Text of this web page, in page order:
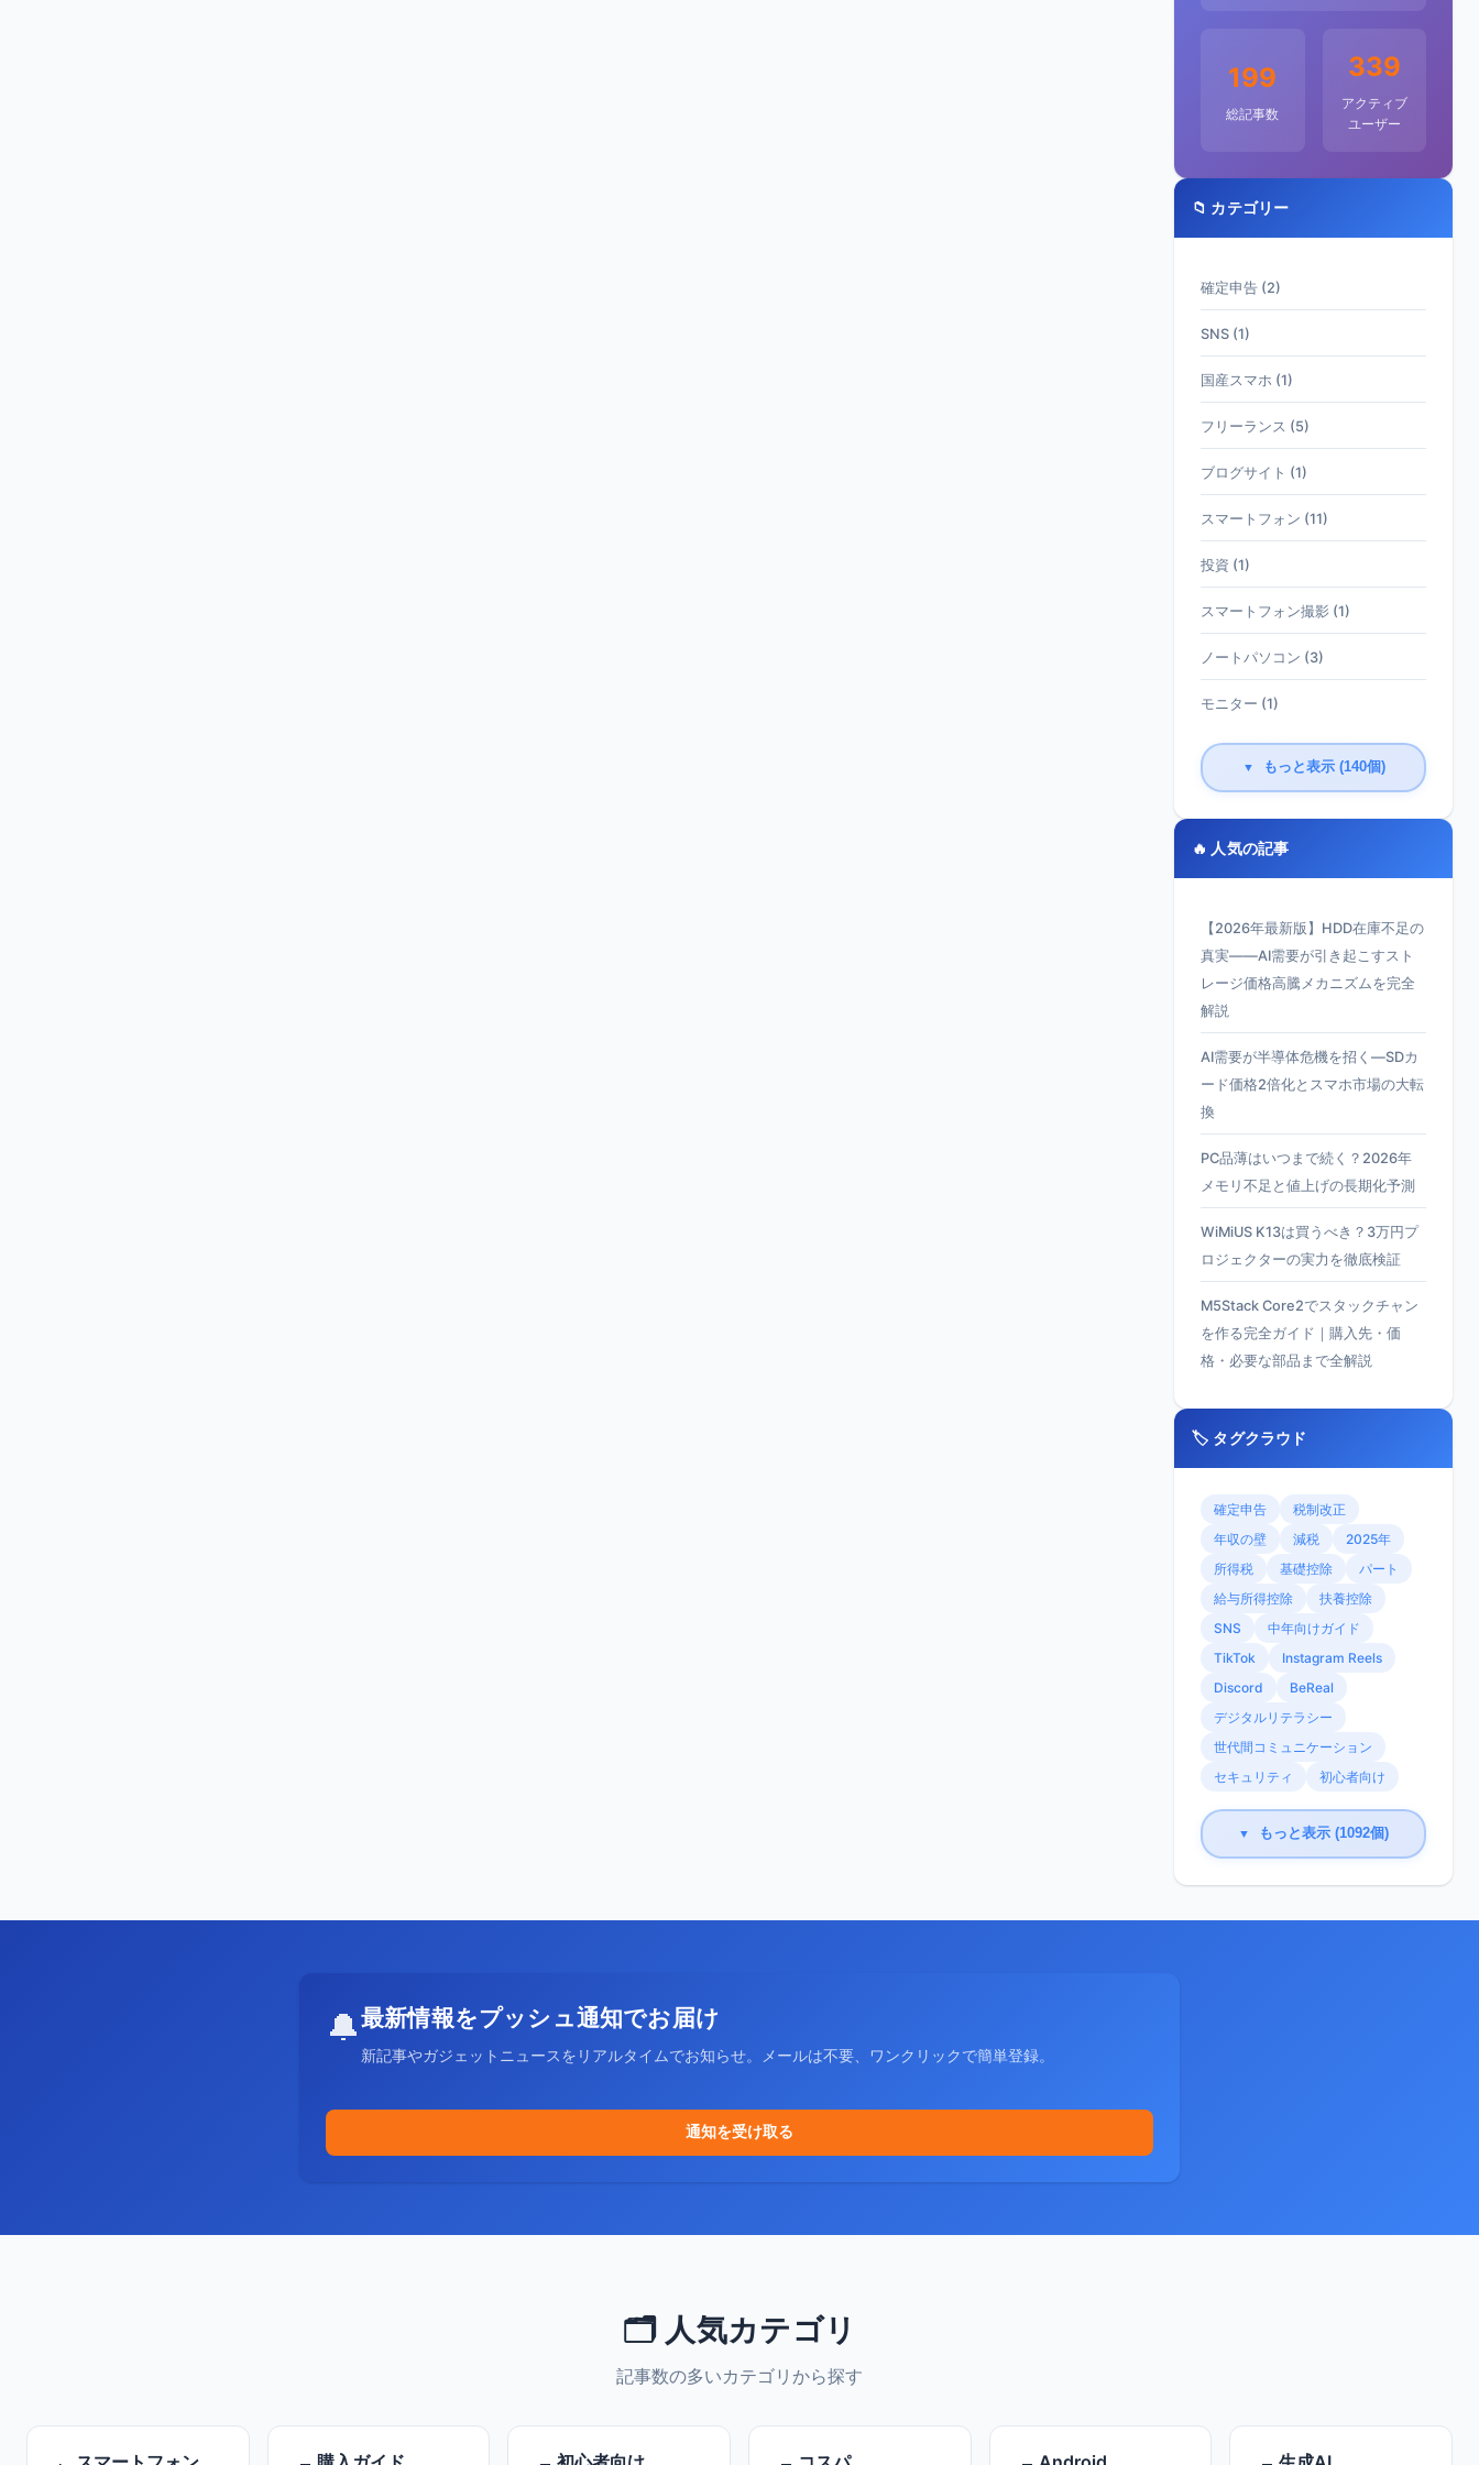
199
総記事数
339
アクティブ
ユーザー
📁 カテゴリー
確定申告 (2)
SNS (1)
国産スマホ (1)
フリーランス (5)
ブログサイト (1)
スマートフォン (11)
投資 (1)
スマートフォン撮影 (1)
ノートパソコン (3)
モニター (1)
▼ もっと表示 (140個)
🔥 人気の記事
【2026年最新版】HDD在庫不足の
真実——AI需要が引き起こすスト
レージ価格高騰メカニズムを完全
解説
AI需要が半導体危機を招く—SDカ
ード価格2倍化とスマホ市場の大転
換
PC品薄はいつまで続く？2026年
メモリ不足と値上げの長期化予測
WiMiUS K13は買うべき？3万円プ
ロジェクターの実力を徹底検証
M5Stack Core2でスタックチャン
を作る完全ガイド｜購入先・価
格・必要な部品まで全解説
🏷️ タグクラウド
確定申告
税制改正
年収の壁
減税
2025年
所得税
基礎控除
パート
給与所得控除
扶養控除
SNS
中年向けガイド
TikTok
Instagram Reels
Discord
BeReal
デジタルリテラシー
世代間コミュニケーション
セキュリティ
初心者向け
▼ もっと表示 (1092個)
🔔最新情報をプッシュ通知でお届け
新記事やガジェットニュースをリアルタイムでお知らせ。メールは不要、ワンクリックで簡単登録。
通知を受け取る
🗂️ 人気カテゴリ
記事数の多いカテゴリから探す